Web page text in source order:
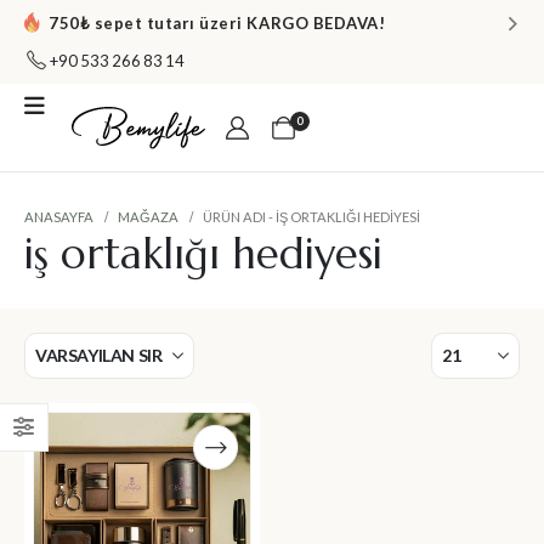
750₺ sepet tutarı üzeri KARGO BEDAVA!
+90 533 266 83 14
0
ANASAYFA MAĞAZA ÜRÜN ADI - IŞ ORTAKLIĞI HEDIYESI
iş ortaklığı hediyesi